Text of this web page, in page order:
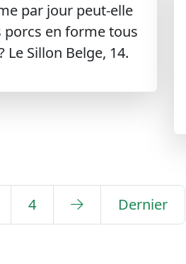
par jour peut-elle
porcs en forme tous
Le Sillon Belge, 14.
4 Dernier